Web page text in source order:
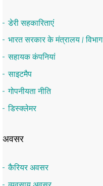
डेरी सहकारिताएं
भारत सरकार के मंत्रालय / विभाग
सहायक कंपनियां
साइटमैप
गोपनीयता नीति
डिस्क्लेमर
अवसर
कैरियर अवसर